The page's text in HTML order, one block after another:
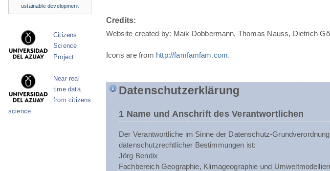
Credits:
Website created by: Maik Dobbermann, Thomas Nauss, Dietrich
Icons are from http://famfamfam.com.
Datenschutzerklärung
1 Name und Anschrift des Verantwortlichen
Der Verantwortliche im Sinne der Datenschutz-
datenschutzrechtlicher Bestimmungen ist:
Jörg Bendix
Fachbereich Geographie, Klimageographie und
ustainable development
Citizens
Science
Project
Near real
time data
from citizens
science